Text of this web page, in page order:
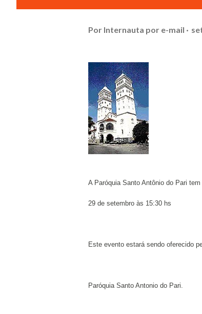
Por Internauta por e-mail
A Paróquia Santo Antônio do Pari
29 de setembro às 15:30 hs
Este evento estará sendo oferecido
Paróquia Santo Antonio do Pari.